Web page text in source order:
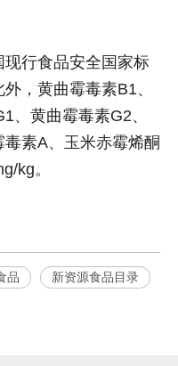
行食品安全国家标
，黄曲霉毒素B1、
、黄曲霉毒素G2、
素A、玉米赤霉烯酮
kg。
品 新资源食品目录